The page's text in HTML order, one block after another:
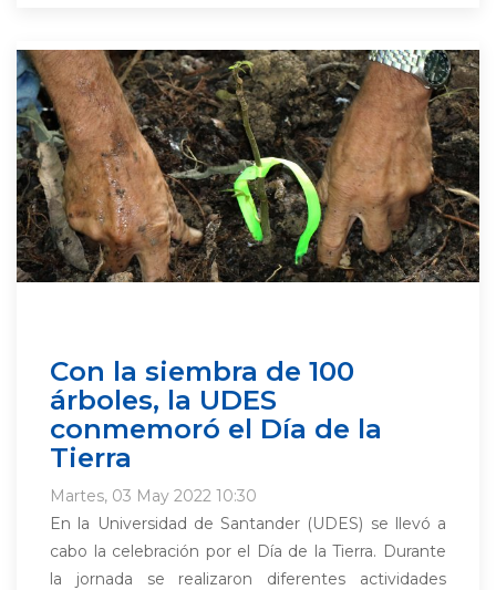
Con la siembra de 100
árboles, la UDES
conmemoró el Día de la
Tierra
Martes, 03 May 2022 10:30
En la Universidad de Santander (UDES) se llevó a
cabo la celebración por el Día de la Tierra. Durante
la jornada se realizaron diferentes actividades